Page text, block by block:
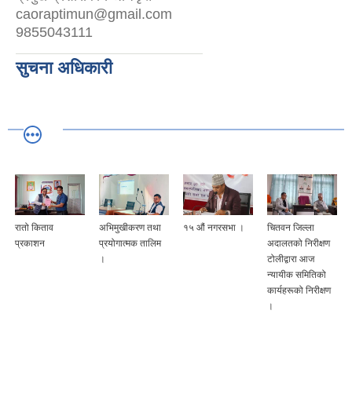
caoraptimun@gmail.com
9855043111
सुचना अधिकारी
रातो किताव
प्रकाशन
अभिमुखीकरण तथा
प्रयोगात्मक तालिम
।
१५ औं नगरसभा ।
चितवन जिल्ला
अदालतको निरीक्षण
टोलीद्वारा आज
न्यायीक समितिको
कार्यहरूको निरीक्षण
।